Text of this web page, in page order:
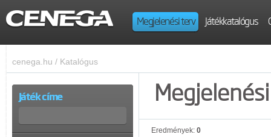
Megjelenési terv Játékkatalógus
cenega.hu / Katalógus
Játék címe
Eredmények: 0